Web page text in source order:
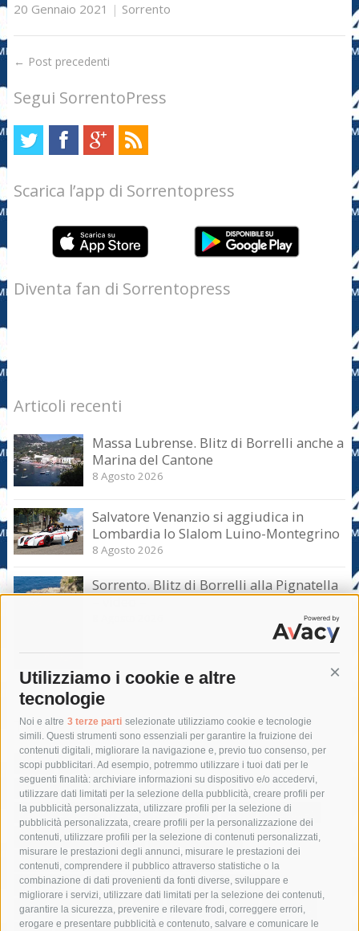
Utilizziamo i cookie e altre
tecnologie
Noi e altre 3 terze parti selezionate utilizziamo cookie e tecnologie
simili. Questi strumenti sono essenziali per garantire la fruizione dei
contenuti digitali, migliorare la navigazione e, previo tuo consenso, per
scopi pubblicitari. Ad esempio, potremmo utilizzare i tuoi dati per le
seguenti finalità: archiviare informazioni su dispositivo e/o accedervi,
utilizzare dati limitati per la selezione della pubblicità, creare profili per
la pubblicità personalizzata, utilizzare profili per la selezione di
pubblicità personalizzata, creare profili per la personalizzazione dei
contenuti, utilizzare profili per la selezione di contenuti personalizzati,
misurare le prestazioni degli annunci, misurare le prestazioni dei
contenuti, comprendere il pubblico attraverso statistiche o la
combinazione di dati provenienti da fonti diverse, sviluppare e
migliorare i servizi, utilizzare dati limitati per la selezione dei contenuti,
garantire la sicurezza, prevenire e rilevare frodi, correggere errori,
erogare e presentare pubblicità e contenuto, salvare e comunicare le
20 Gennaio 2021 | Sorrento
← Post precedenti
Segui SorrentoPress
Scarica l’app di Sorrentopress
Diventa fan di Sorrentopress
Articoli recenti
Massa Lubrense. Blitz di Borrelli anche a
Marina del Cantone
8 Agosto 2026
Salvatore Venanzio si aggiudica in
Lombardia lo Slalom Luino-Montegrino
8 Agosto 2026
Sorrento. Blitz di Borrelli alla Pignatella
– video –
Tag
acqua allerta meteo
anas
area marina protetta di punta campanella
arresto
Asl Napoli 3 sud
capitaneria di porto capri
carabinieri
castellammare di stabia
circumvesuviana
comune di sorrento
concerto
contagi
costiera amalfitana
covid-19 eav
elezioni
fondazione sorrento
gori guardia costiera
incidente